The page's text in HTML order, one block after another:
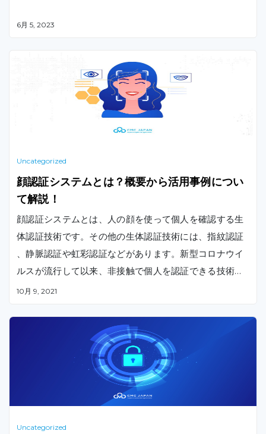
6月 5, 2023
Uncategorized
顔認証システムとは？概要から活用事例につい
て解説！
顔認証システムとは、人の顔を使って個人を確認する生
体認証技術です。その他の生体認証技術には、指紋認証
、静脈認証や虹彩認証などがあります。新型コロナウイ
ルスが流行して以来、非接触で個人を認証できる技術と
して、近年注目度がさらに上がっています。
10月 9, 2021
Uncategorized